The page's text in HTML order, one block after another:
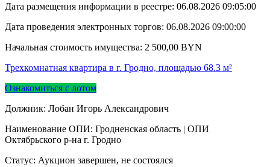
Дата размещения информации в реестре: 06.08.2026 09:05:00
Дата проведения электронных торгов: 06.08.2026 09:00:00
Начальная стоимость имущества: 2 500,00 BYN
Трехкомнатная квартира в г. Гродно, площадью 68.3 м²
Ознакомиться с лотом
Должник: Лобан Игорь Александрович
Наименование ОПИ: Гродненская область | ОПИ
Октябрьского р-на г. Гродно
Статус: Аукцион завершен, не состоялся